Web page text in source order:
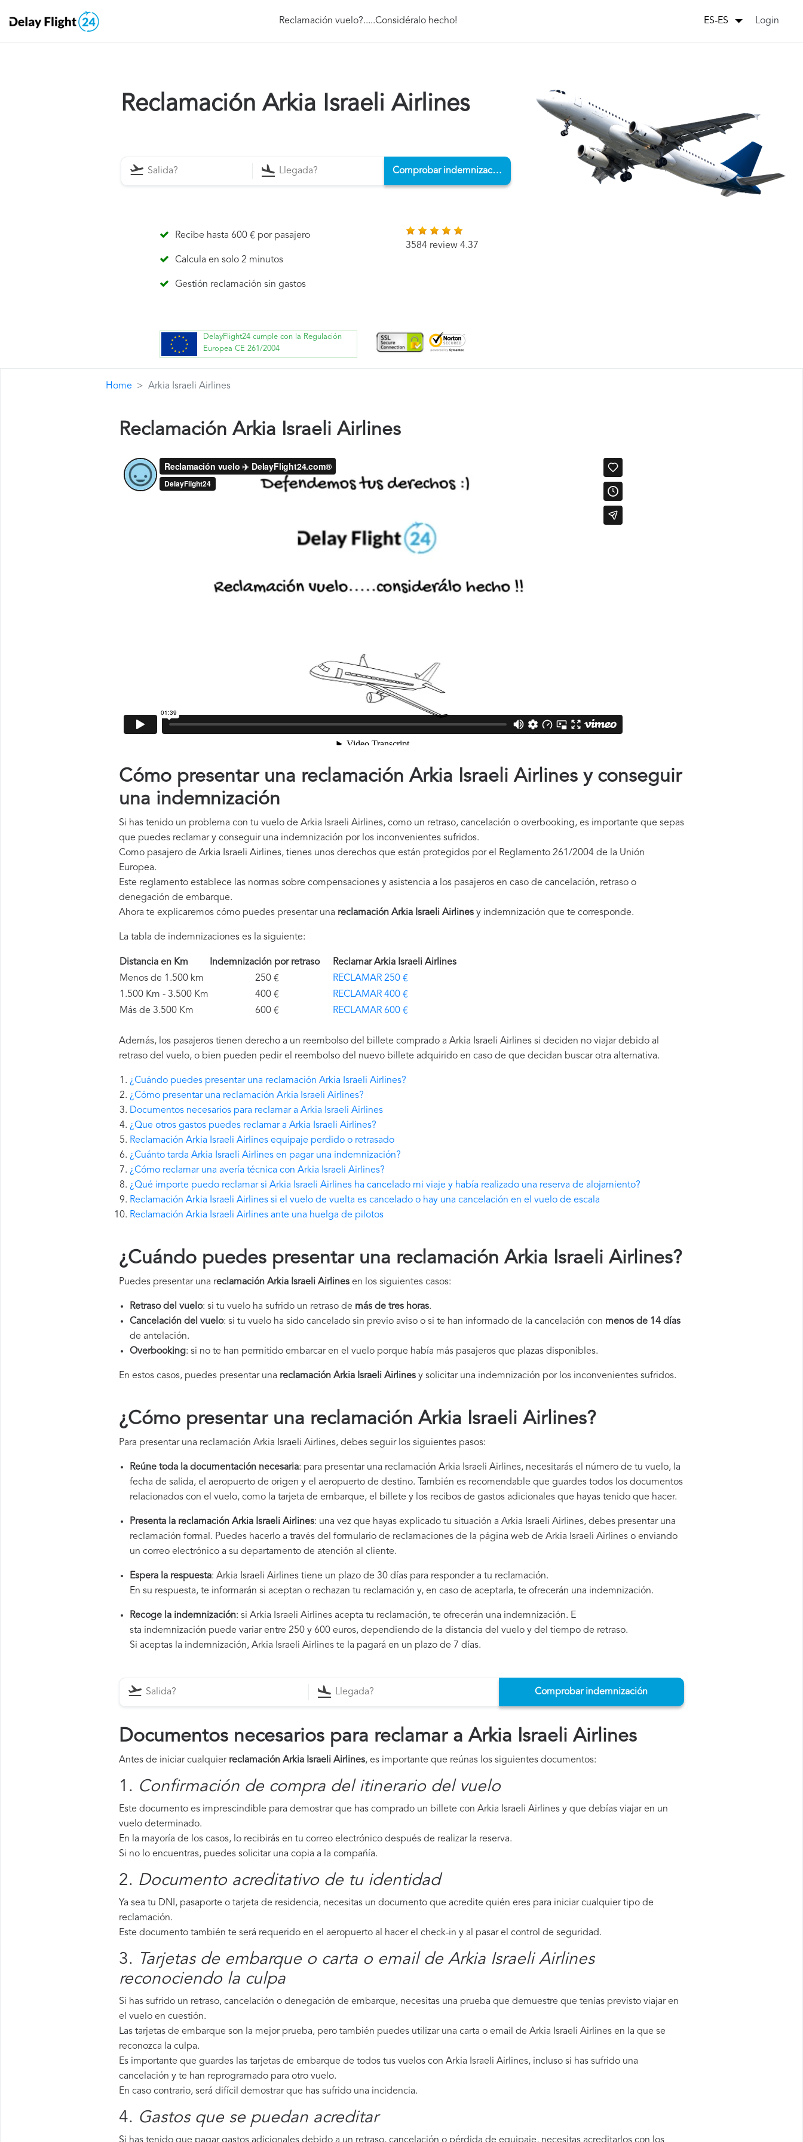
Reclamación vuelo?.....Considéralo hecho! ES-ES Login
Reclamación Arkia Israeli Airlines
Comprobar indemnización
Recibe hasta 600 € por pasajero
Calcula en solo 2 minutos
Gestión reclamación sin gastos
3584 review 4.37
DelayFlight24 cumple con la Regulación
Europea CE 261/2004
Home Arkia Israeli Airlines
Reclamación Arkia Israeli Airlines
Cómo presentar una reclamación Arkia Israeli Airlines y conseguir
una indemnización
Si has tenido un problema con tu vuelo de Arkia Israeli Airlines, como un retraso, cancelación o overbooking, es importante que sepas
que puedes reclamar y conseguir una indemnización por los inconvenientes sufridos.
Como pasajero de Arkia Israeli Airlines, tienes unos derechos que están protegidos por el Reglamento 261/2004 de la Unión
Europea.
Este reglamento establece las normas sobre compensaciones y asistencia a los pasajeros en caso de cancelación, retraso o
denegación de embarque.
Ahora te explicaremos cómo puedes presentar una reclamación Arkia Israeli Airlines y indemnización que te corresponde.
La tabla de indemnizaciones es la siguiente:
Distancia en Km Indemnización por retraso
Reclamar Arkia Israeli Airlines
Menos de 1.500 km
250 €
RECLAMAR 250 €
1.500 Km - 3.500 Km
400 €
RECLAMAR 400 €
Más de 3.500 Km
600 € RECLAMAR 600 €
Además, los pasajeros tienen derecho a un reembolso del billete comprado a Arkia Israeli Airlines si deciden no viajar debido al
retraso del vuelo, o bien pueden pedir el reembolso del nuevo billete adquirido en caso de que decidan buscar otra alternativa.
¿Cuándo puedes presentar una reclamación Arkia Israeli Airlines?
¿Cómo presentar una reclamación Arkia Israeli Airlines?
Documentos necesarios para reclamar a Arkia Israeli Airlines
¿Que otros gastos puedes reclamar a Arkia Israeli Airlines?
Reclamación Arkia Israeli Airlines equipaje perdido o retrasado
¿Cuánto tarda Arkia Israeli Airlines en pagar una indemnización?
¿Cómo reclamar una avería técnica con Arkia Israeli Airlines?
¿Qué importe puedo reclamar si Arkia Israeli Airlines ha cancelado mi viaje y había realizado una reserva de alojamiento?
Reclamación Arkia Israeli Airlines si el vuelo de vuelta es cancelado o hay una cancelación en el vuelo de escala
Reclamación Arkia Israeli Airlines ante una huelga de pilotos
¿Cuándo puedes presentar una reclamación Arkia Israeli Airlines?
Puedes presentar una reclamación Arkia Israeli Airlines en los siguientes casos:
Retraso del vuelo: si tu vuelo ha sufrido un retraso de más de tres horas.
Cancelación del vuelo: si tu vuelo ha sido cancelado sin previo aviso o si te han informado de la cancelación con menos de 14 días
de antelación.
Overbooking: si no te han permitido embarcar en el vuelo porque había más pasajeros que plazas disponibles.
En estos casos, puedes presentar una reclamación Arkia Israeli Airlines​ y solicitar una indemnización por los inconvenientes sufridos.
¿Cómo presentar una reclamación Arkia Israeli Airlines?
Para presentar una reclamación Arkia Israeli Airlines, debes seguir los siguientes pasos:
Reúne toda la documentación necesaria: para presentar una reclamación Arkia Israeli Airlines, necesitarás el número de tu vuelo, la
fecha de salida, el aeropuerto de origen y el aeropuerto de destino. También es recomendable que guardes todos los documentos
relacionados con el vuelo, como la tarjeta de embarque, el billete y los recibos de gastos adicionales que hayas tenido que hacer.
Presenta la reclamación Arkia Israeli Airlines: una vez que hayas explicado tu situación a Arkia Israeli Airlines, debes presentar una
reclamación formal. Puedes hacerlo a través del formulario de reclamaciones de la página web de Arkia Israeli Airlines o enviando
un correo electrónico a su departamento de atención al cliente.
Espera la respuesta: Arkia Israeli Airlines tiene un plazo de 30 días para responder a tu reclamación.
En su respuesta, te informarán si aceptan o rechazan tu reclamación y, en caso de aceptarla, te ofrecerán una indemnización.
Recoge la indemnización: si Arkia Israeli Airlines acepta tu reclamación, te ofrecerán una indemnización. E
sta indemnización puede variar entre 250 y 600 euros, dependiendo de la distancia del vuelo y del tiempo de retraso.
Si aceptas la indemnización, Arkia Israeli Airlines te la pagará en un plazo de 7 días.
Comprobar indemnización
Documentos necesarios para reclamar a Arkia Israeli Airlines
Antes de iniciar cualquier reclamación Arkia Israeli Airlines, es importante que reúnas los siguientes documentos:
1. Confirmación de compra del itinerario del vuelo
Este documento es imprescindible para demostrar que has comprado un billete con Arkia Israeli Airlines y que debías viajar en un
vuelo determinado.
En la mayoría de los casos, lo recibirás en tu correo electrónico después de realizar la reserva.
Si no lo encuentras, puedes solicitar una copia a la compañía.
2. Documento acreditativo de tu identidad
Ya sea tu DNI, pasaporte o tarjeta de residencia, necesitas un documento que acredite quién eres para iniciar cualquier tipo de
reclamación.
Este documento también te será requerido en el aeropuerto al hacer el check-in y al pasar el control de seguridad.
3.
Tarjetas de embarque o carta o email de Arkia Israeli Airlines
reconociendo la culpa
Si has sufrido un retraso, cancelación o denegación de embarque, necesitas una prueba que demuestre que tenías previsto viajar en
el vuelo en cuestión.
Las tarjetas de embarque son la mejor prueba, pero también puedes utilizar una carta o email de Arkia Israeli Airlines en la que se
reconozca la culpa.
Es importante que guardes las tarjetas de embarque de todos tus vuelos con Arkia Israeli Airlines, incluso si has sufrido una
cancelación y te han reprogramado para otro vuelo.
En caso contrario, será difícil demostrar que has sufrido una incidencia.
4. Gastos que se puedan acreditar